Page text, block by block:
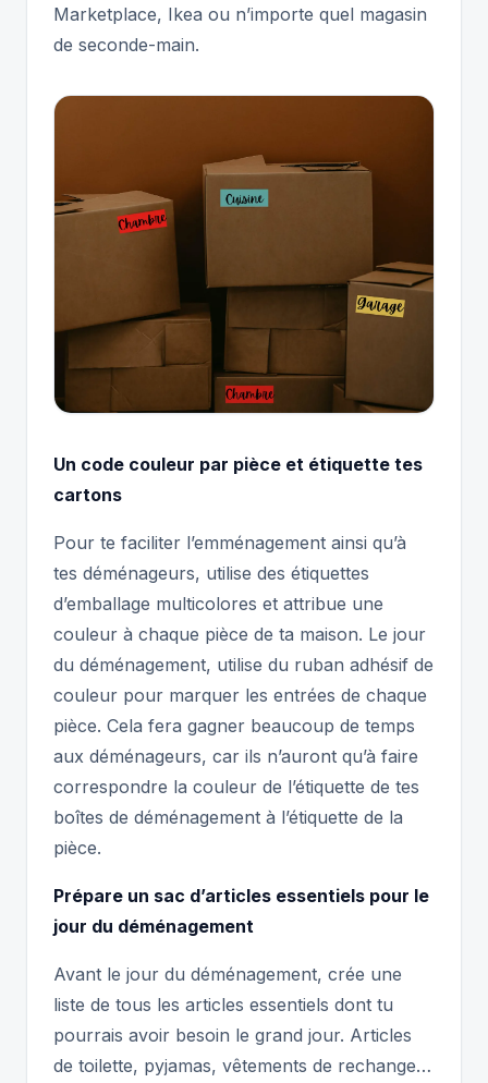
Marketplace, Ikea ou n’importe quel magasin
de seconde-main.
Un code couleur par pièce et étiquette tes
cartons
Pour te faciliter l’emménagement ainsi qu’à
tes déménageurs, utilise des étiquettes
d’emballage multicolores et attribue une
couleur à chaque pièce de ta maison. Le jour
du déménagement, utilise du ruban adhésif de
couleur pour marquer les entrées de chaque
pièce. Cela fera gagner beaucoup de temps
aux déménageurs, car ils n’auront qu’à faire
correspondre la couleur de l’étiquette de tes
boîtes de déménagement à l’étiquette de la
pièce.
Prépare un sac d’articles essentiels pour le
jour du déménagement
Avant le jour du déménagement, crée une
liste de tous les articles essentiels dont tu
pourrais avoir besoin le grand jour. Articles
de toilette, pyjamas, vêtements de rechange…